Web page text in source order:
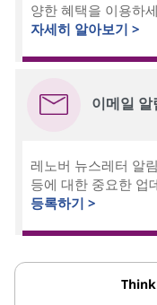
양한 혜택을 이용하
자세히 알아보기 >
이메일 알
레노버 뉴스레터 알
등에 대한 중요한 업
등록하기 >